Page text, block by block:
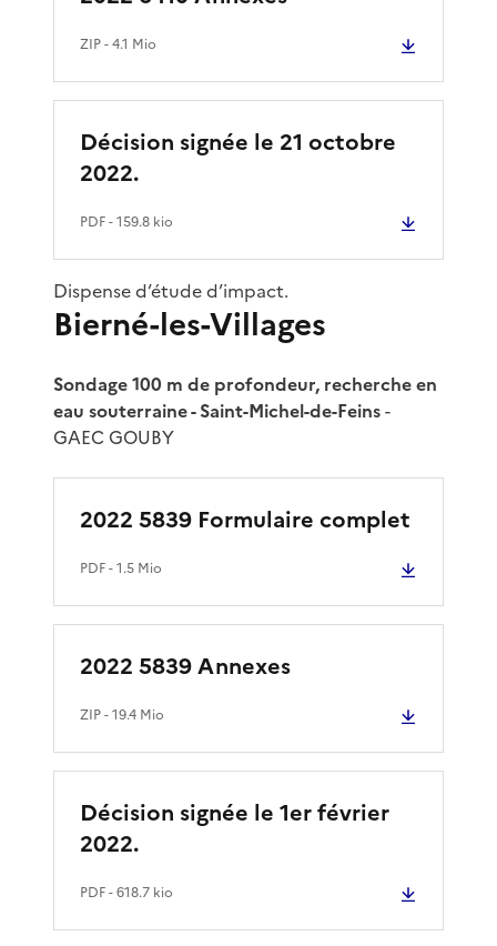
ZIP- 4.1 Mio
Décision signée le 21 octobre
2022.
PDF- 159.8 kio
Dispense d’étude d’impact.
Bierné-les-Villages
Sondage 100 m de profondeur, recherche en
eau souterraine - Saint-Michel-de-Feins-
GAEC GOUBY
2022 5839 Formulaire complet
PDF- 1.5 Mio
2022 5839 Annexes
ZIP- 19.4 Mio
Décision signée le 1er février
2022.
PDF- 618.7 kio